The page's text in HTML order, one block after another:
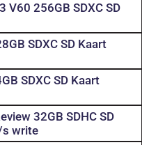
V60 256GB SDXC SD
SDXC SD Kaart
SDXC SD Kaart
32GB SDHC SD
s write